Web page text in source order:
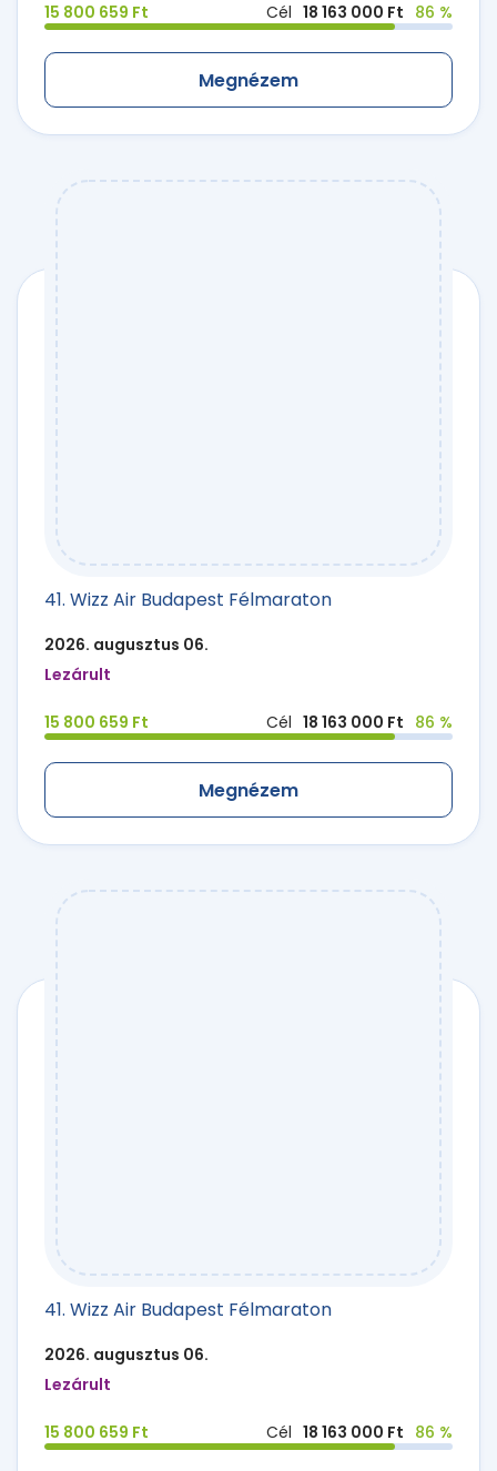
15 800 659 Ft Cél 18 163 000 Ft 86 %
Megnézem
41. Wizz Air Budapest Félmaraton
2026. augusztus 06.
Lezárult
15 800 659 Ft Cél 18 163 000 Ft 86 %
Megnézem
41. Wizz Air Budapest Félmaraton
2026. augusztus 06.
Lezárult
15 800 659 Ft Cél 18 163 000 Ft 86 %